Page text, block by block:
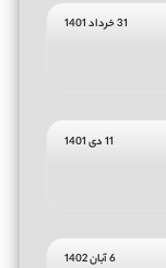
31 خرداد 1401
11 دی 1401
6 آبان 1402